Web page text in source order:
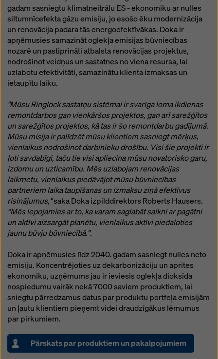
gadam sasniegtu klimatneitrālu ES - ekonomiku ar nulles
siltumnīcefekta gāzu emisiju, jo esošo ēku modernizācija
un renovācija padara tās energoefektīvākas. Doka ir
apņēmusies samazināt oglekļa emisijas būvniecības
nozarē un pastiprināti atbalsta renovācijas projektus,
nodrošinot veidņus un sastatnes no viena resursa, lai
uzlabotu efektivitāti, samazinātu klienta izmaksas un
ietaupītu laiku.
"Mūsu Ringlock sastatņu sistēmai ir svarīga loma ikdienas
remontdarbos gan vienkāršos projektos, gan arī sarežģītos
un sarežģītos projektos, kā tas ir šo remontdarbu gadījumā.
Mūsu misija ir palīdzēt mūsu klientiem sasniegt mērķus,
vienlaikus nodrošinot darbinieku drošību. Visi šie projekti ir
ļoti savdabīgi, taču tie visi apliecina mūsu novatorisko garu,
izdomu un uzticamību. Mēs uzlabojam renovācijas
laikmetu, vienlaikus piedāvājot mūsu būvniecības
partneriem laika taupīšanas un izmaksu ziņā efektīvus
risinājumus,"saka Doka izpilddirektors Roberts Hausers.
“Mēs lepojamies ar to, ka varam saglabāt saikni ar pagātni
un aktīvi aizsargāt planētu, vienlaikus aktīvi piedaloties
jaunu būvju būvniecībā.”.
Doka ir apņēmusies līdz 2040. gadam sasniegt nulles neto
emisiju. Koncentrējoties uz dekarbonizāciju un aprites
ekonomiku, uzņēmums jau ir ieviesis oglekļa dioksīda
nospiedumu vairāk nekā 7000 saviem produktiem, lai
sniegtu pārredzamus datus par produktu portfeļa emisijām
un ļautu klientiem pieņemt videi draudzīgākus lēmumus
par pirkumiem.
Pārskats par produktiem un pakalpojumiem